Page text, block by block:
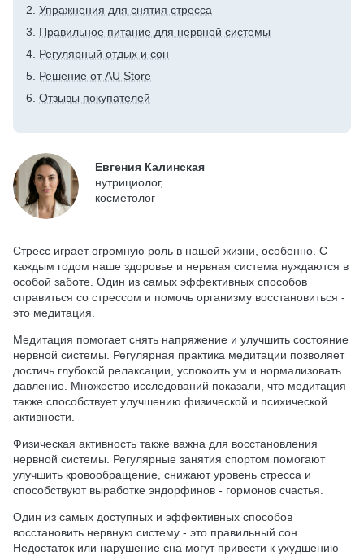
Упражнения для снятия стресса
Правильное питание для нервной системы
Регулярный отдых и сон
Решение от AU Store
Отзывы покупателей
Евгения Калинская
нутрициолог,
косметолог
Стресс играет огромную роль в нашей жизни, особенно. С
каждым годом наше здоровье и нервная система нуждаются в
особой заботе. Один из самых эффективных способов
справиться со стрессом и помочь организму восстановиться -
это медитация.
Медитация помогает снять напряжение и улучшить состояние
нервной системы. Регулярная практика медитации позволяет
достичь глубокой релаксации, успокоить ум и нормализовать
давление. Множество исследований показали, что медитация
также способствует улучшению физической и психической
активности.
Физическая активность также важна для восстановления
нервной системы. Регулярные занятия спортом помогают
улучшить кровообращение, снижают уровень стресса и
способствуют выработке эндорфинов - гормонов счастья.
Один из самых доступных и эффективных способов
восстановить нервную систему - это правильный сон.
Недостаток или нарушение сна могут привести к ухудшению